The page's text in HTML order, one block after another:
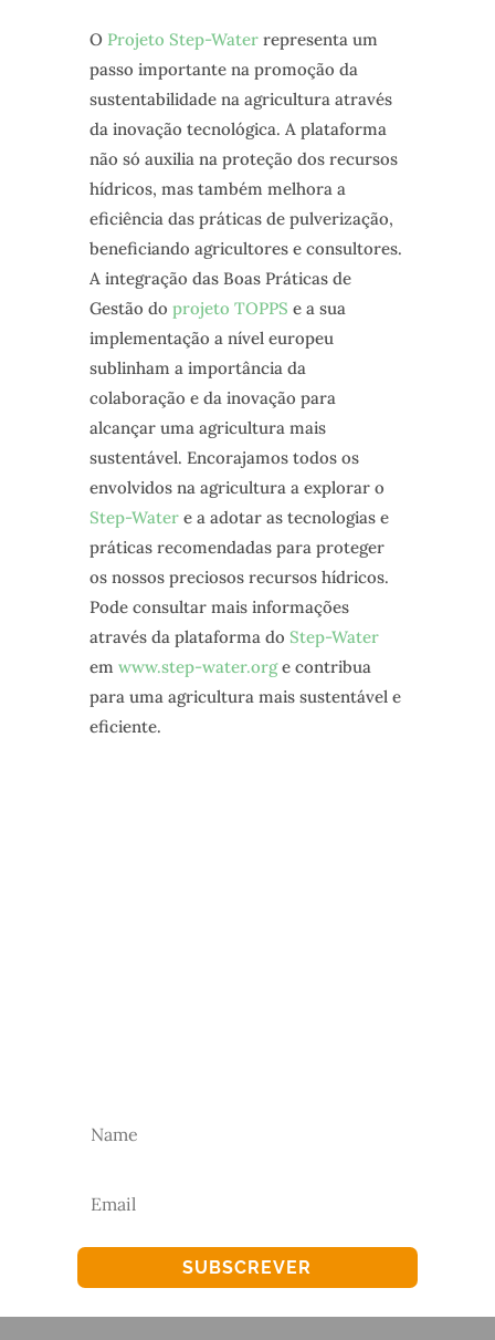
O Projeto Step-Waterrepresenta um
passo importante na promoção da
sustentabilidade na agricultura através
da inovação tecnológica. A plataforma
não só auxilia na proteção dos recursos
hídricos, mas também melhora a
eficiência das práticas de pulverização,
beneficiando agricultores e consultores.
A integração das Boas Práticas de
Gestão do projeto TOPPS e a sua
implementação a nível europeu
sublinham a importância da
colaboração e da inovação para
alcançar uma agricultura mais
sustentável. Encorajamos todos os
envolvidos na agricultura a explorar o
Step-Watere a adotar as tecnologias e
práticas recomendadas para proteger
os nossos preciosos recursos hídricos.
Pode consultar mais informações
através da plataforma do Step-Water
em www.step-water.orge contribua
para uma agricultura mais sustentável e
eficiente.
SUBSCREVER